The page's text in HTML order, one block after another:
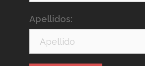
Apellidos: